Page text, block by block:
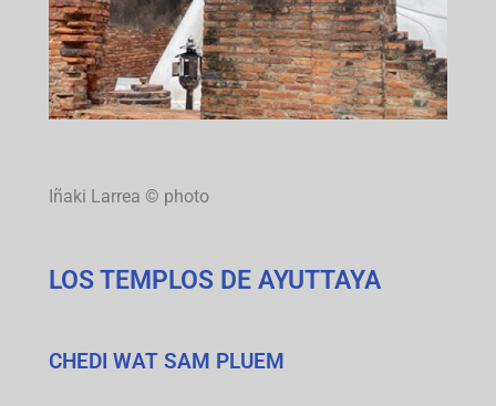
Iñaki Larrea © photo
LOS TEMPLOS DE AYUTTAYA
CHEDI WAT SAM PLUEM